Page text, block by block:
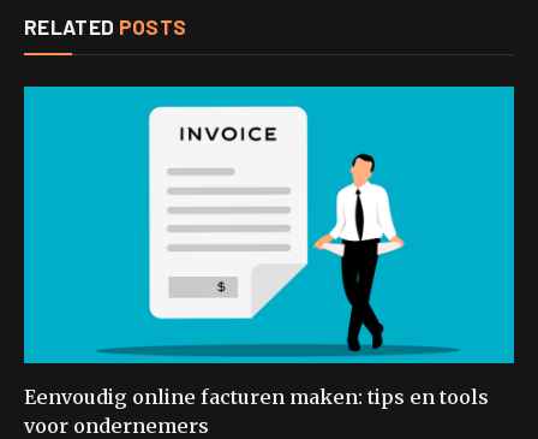
RELATED POSTS
Eenvoudig online facturen maken: tips en tools
voor ondernemers